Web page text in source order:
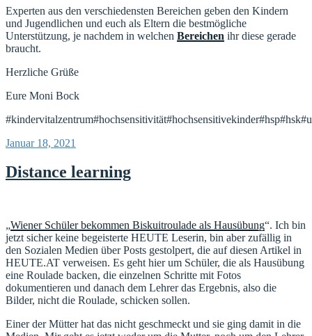
Experten aus den verschiedensten Bereichen geben den Kindern
und Jugendlichen und euch als Eltern die bestmögliche
Unterstützung, je nachdem in welchen Bereichen ihr diese gerade
braucht.
Herzliche Grüße
Eure Moni Bock
Veröffentlicht
Januar 18, 2021
Distance learning
„Wiener Schüler bekommen Biskuitroulade als Hausübung“. Ich bin
jetzt sicher keine begeisterte HEUTE Leserin, bin aber zufällig in
den Sozialen Medien über Posts gestolpert, die auf diesen Artikel in
HEUTE.AT verweisen. Es geht hier um Schüler, die als Hausübung
eine Roulade backen, die einzelnen Schritte mit Fotos
dokumentieren und danach dem Lehrer das Ergebnis, also die
Bilder, nicht die Roulade, schicken sollen.
Einer der Mütter hat das nicht geschmeckt und sie ging damit in die